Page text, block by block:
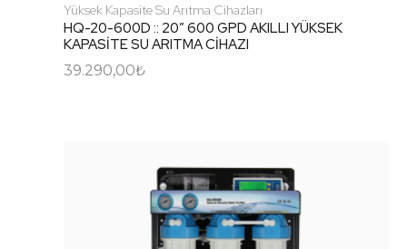
Yüksek Kapasite Su Arıtma Cihazları
HQ-20-600D :: 20″ 600 GPD AKILLI YÜKSEK
KAPASİTE SU ARITMA CİHAZI
39.290,00₺